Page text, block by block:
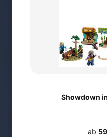
Showdown
ab